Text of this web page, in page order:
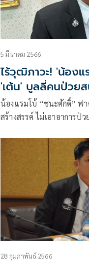
5 มีนาคม 2566
ไร้วุฒิภาวะ! 'น้อง
'เต้น' บูลลี่คนป่วย
ต่างตลกสภาโจ๊ก
น้องแรมโบ้ “ชนะศักดิ์” ฟ
สร้างสรรค์ ไม่เอาอาการ
หรือไม่ ขอประชาชนพิจาร
หรือไม่
28 กุมภาพันธ์ 2566